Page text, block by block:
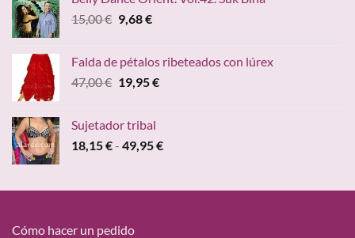
era:
15,00 €.
es:
9,68 €.
15,00€ El
era:
15,00 €.
9,68€El
es:
9,68 €.
Falda de pétalos ribeteados con lúrex
47,00€ El
era:
47,00 €.
19,95€El
19,95 €.
Sujetador tribal
18,15€- 49,95€Rango
desde
Cómo hacer un pedido